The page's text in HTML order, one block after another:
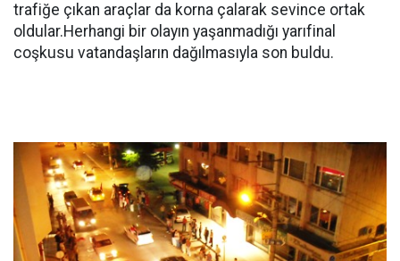
trafiğe çıkan araçlar da korna çalarak sevince ortak
oldular.Herhangi bir olayın yaşanmadığı yarıfinal
coşkusu vatandaşların dağılmasıyla son buldu.